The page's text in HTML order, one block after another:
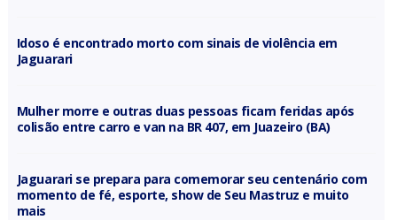
Idoso é encontrado morto com sinais de violência em
Jaguarari
Mulher morre e outras duas pessoas ficam feridas após
colisão entre carro e van na BR 407, em Juazeiro (BA)
Jaguarari se prepara para comemorar seu centenário com
momento de fé, esporte, show de Seu Mastruz e muito
mais